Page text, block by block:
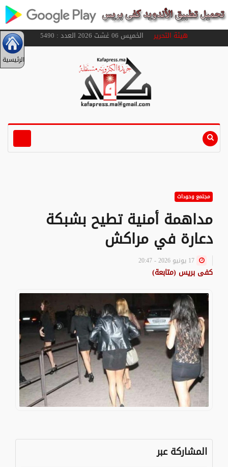
هيئة التحريرالخميس 06 غشت 2026 العدد : 5490
الرئيسية
مجتمع وحوداث
مداهمة أمنية تطيح بشبكة
دعارة في مراكش
كفى بريس (متابعة)
المشاركة عبر